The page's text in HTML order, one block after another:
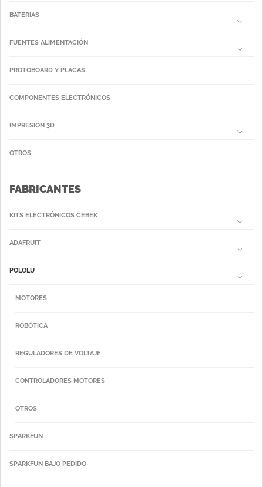
BATERIAS
FUENTES ALIMENTACIÓN
PROTOBOARD Y PLACAS
COMPONENTES ELECTRÓNICOS
IMPRESIÓN 3D
OTROS
FABRICANTES
KITS ELECTRÓNICOS CEBEK
ADAFRUIT
POLOLU
MOTORES
ROBÓTICA
REGULADORES DE VOLTAJE
CONTROLADORES MOTORES
OTROS
SPARKFUN
SPARKFUN BAJO PEDIDO